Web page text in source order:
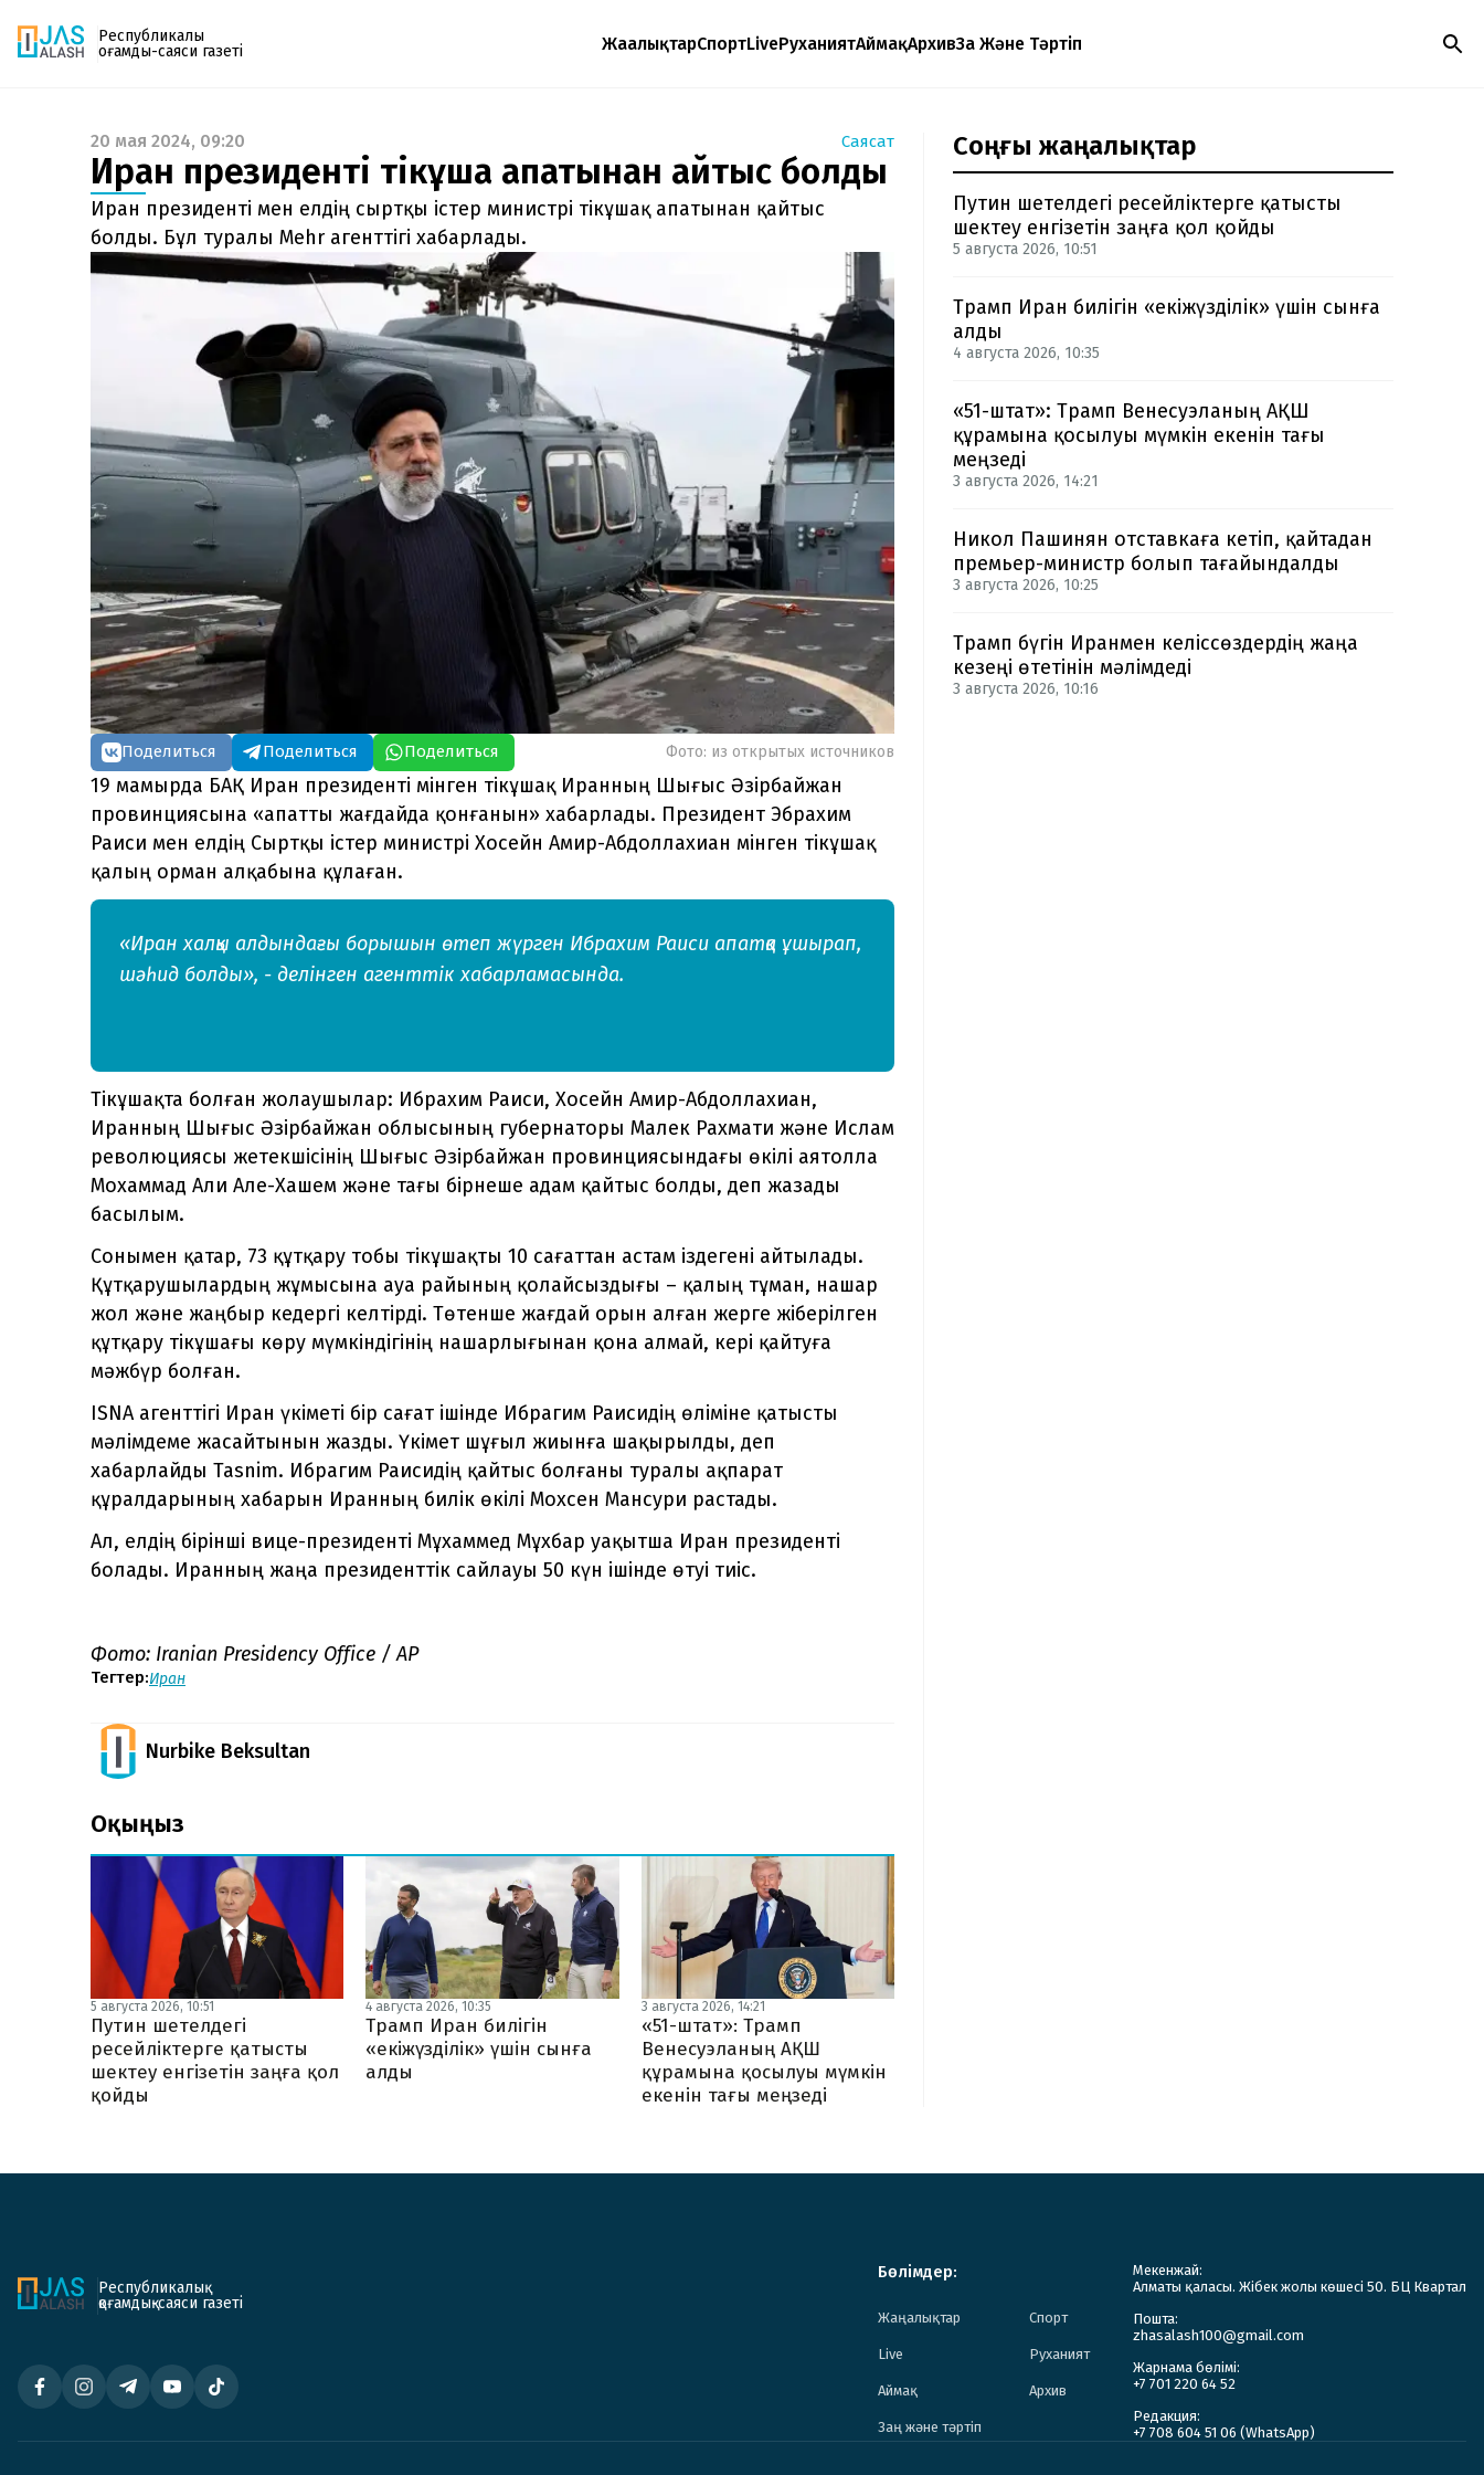
Республикалық
қоғамдық-саяси газеті
ЖаңалықтарСпортLiveРуханиятАймақАрхивЗаң Және Тәртіп
Газетке жазылу
PDF форматтағы газетті ай сайын электронды
поштаңызға алып отырыңыз. Жаңа нөмір
шыққан сәтте сізге бірден жіберіледі. Тек email
енгізіңіз, біз қалғанын өзіміз жібереміз.
20 мая 2024, 09:20 Саясат
Иран президенті тікұшақ апатынан қайтыс болды
Иран президенті мен елдің сыртқы істер министрі тікұшақ апатынан қайтыс
болды. Бұл туралы Mehr агенттігі хабарлады.
Поделиться Поделиться Поделиться Фото: из открытых источников
19 мамырда БАҚ Иран президенті мінген тікұшақ Иранның Шығыс Әзірбайжан
провинциясына «апатты жағдайда қонғанын» хабарлады. Президент Эбрахим
Раиси мен елдің Сыртқы істер министрі Хосейн Амир-Абдоллахиан мінген тікұшақ
қалың орман алқабына құлаған.
«Иран халқы алдындағы борышын өтеп жүрген Ибрахим Раиси апатқа ұшырап,
шәһид болды», - делінген агенттік хабарламасында.
Тікұшақта болған жолаушылар: Ибрахим Раиси, Хосейн Амир-Абдоллахиан,
Иранның Шығыс Әзірбайжан облысының губернаторы Малек Рахмати және Ислам
революциясы жетекшісінің Шығыс Әзірбайжан провинциясындағы өкілі аятолла
Мохаммад Али Але-Хашем және тағы бірнеше адам қайтыс болды, деп жазады
басылым.
Сонымен қатар, 73 құтқару тобы тікұшақты 10 сағаттан астам іздегені айтылады.
Құтқарушылардың жұмысына ауа райының қолайсыздығы – қалың тұман, нашар
жол және жаңбыр кедергі келтірді. Төтенше жағдай орын алған жерге жіберілген
құтқару тікұшағы көру мүмкіндігінің нашарлығынан қона алмай, кері қайтуға
мәжбүр болған.
ISNA агенттігі Иран үкіметі бір сағат ішінде Ибрагим Раисидің өліміне қатысты
мәлімдеме жасайтынын жазды. Үкімет шұғыл жиынға шақырылды, деп
хабарлайды Tasnim. Ибрагим Раисидің қайтыс болғаны туралы ақпарат
құралдарының хабарын Иранның билік өкілі Мохсен Мансури растады.
Ал, елдің бірінші вице-президенті Мұхаммед Мұхбар уақытша Иран президенті
болады. Иранның жаңа президенттік сайлауы 50 күн ішінде өтуі тиіс.
Фото: Iranian Presidency Office / AP
Тегтер:Иран
Nurbike Beksultan
Оқыңыз
5 августа 2026, 10:51
Путин шетелдегі
ресейліктерге қатысты
шектеу енгізетін заңға қол
қойды
4 августа 2026, 10:35
Трамп Иран билігін
«екіжүзділік» үшін сынға
алды
3 августа 2026, 14:21
«51-штат»: Трамп
Венесуэланың АҚШ
құрамына қосылуы мүмкін
екенін тағы меңзеді
Соңғы жаңалықтар
Путин шетелдегі ресейліктерге қатысты
шектеу енгізетін заңға қол қойды
5 августа 2026, 10:51
Трамп Иран билігін «екіжүзділік» үшін сынға
алды
4 августа 2026, 10:35
«51-штат»: Трамп Венесуэланың АҚШ
құрамына қосылуы мүмкін екенін тағы
меңзеді
3 августа 2026, 14:21
Никол Пашинян отставкаға кетіп, қайтадан
премьер-министр болып тағайындалды
3 августа 2026, 10:25
Трамп бүгін Иранмен келіссөздердің жаңа
кезеңі өтетінін мәлімдеді
3 августа 2026, 10:16
Республикалық
қоғамдық-саяси газеті
Бөлімдер:
Жаңалықтар Спорт
Live Руханият
Аймақ Архив
Заң және тәртіп
Мекенжай:
Алматы қаласы. Жібек жолы көшесі 50. БЦ Квартал
Пошта:
zhasalash100@gmail.com
Жарнама бөлімі:
+7 701 220 64 52
Редакция:
+7 708 604 51 06 (WhatsApp)